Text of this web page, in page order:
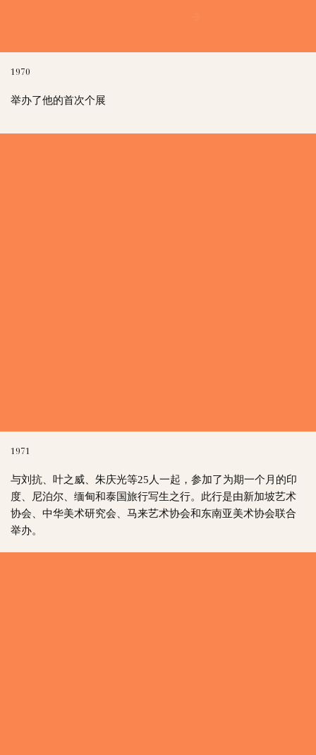
1970
举办了他的首次个展
1971
与刘抗、叶之威、朱庆光等25人一起，参加了为期一个月的印
度、尼泊尔、缅甸和泰国旅行写生之行。此行是由新加坡艺术
协会、中华美术研究会、马来艺术协会和东南亚美术协会联合
举办。